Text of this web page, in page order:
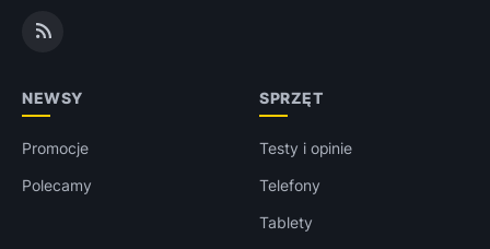
NEWSY
Promocje
Polecamy
SPRZĘT
Testy i opinie
Telefony
Tablety